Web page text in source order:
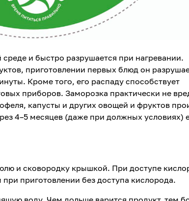
и быстро разрушается при нагревании.
приготовлении первых блюд он
Кроме того, его распаду способствует
приборов. Заморозка практически не
капусты и других овощей и фруктов
4–5 месяцев (даже при должных условиях)
и сковородку крышкой. При доступе
приготовлении без доступа кислорода.